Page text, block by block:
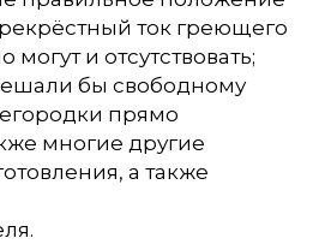
ток греющего
и отсутствовать;
бы свободному
прямо
многие другие
а также